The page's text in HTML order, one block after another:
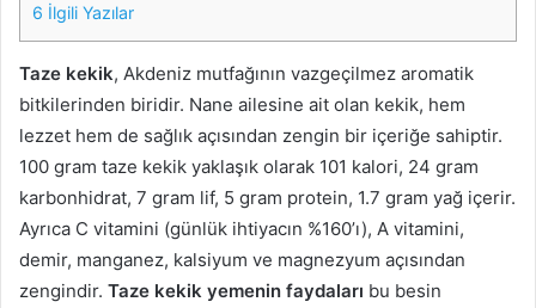
6 İlgili Yazılar
Taze kekik, Akdeniz mutfağının vazgeçilmez aromatik
bitkilerinden biridir. Nane ailesine ait olan kekik, hem
lezzet hem de sağlık açısından zengin bir içeriğe sahiptir.
100 gram taze kekik yaklaşık olarak 101 kalori, 24 gram
karbonhidrat, 7 gram lif, 5 gram protein, 1.7 gram yağ içerir.
Ayrıca C vitamini (günlük ihtiyacın %160’ı), A vitamini,
demir, manganez, kalsiyum ve magnezyum açısından
zengindir. Taze kekik yemenin faydaları bu besin